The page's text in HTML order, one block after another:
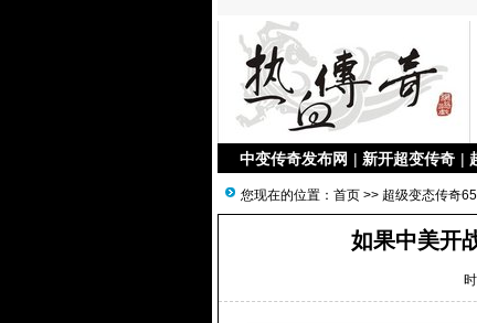
中变传奇发布网 | 新开超变传奇 |
您现在的位置： 首页 >> 超级变态传奇
如果中美开